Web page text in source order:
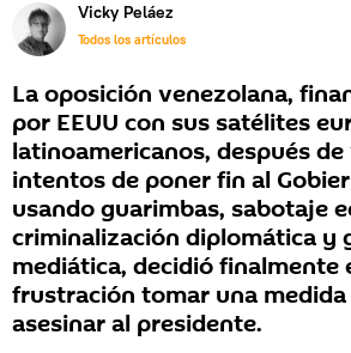
Vicky Peláez
Todos los artículos
La oposición venezolana,
por EEUU con sus satélites
latinoamericanos, después
intentos de poner fin al
usando guarimbas, sabotaje
criminalización diplomática y
mediática, decidió finalmente
frustración tomar una
asesinar al presidente.